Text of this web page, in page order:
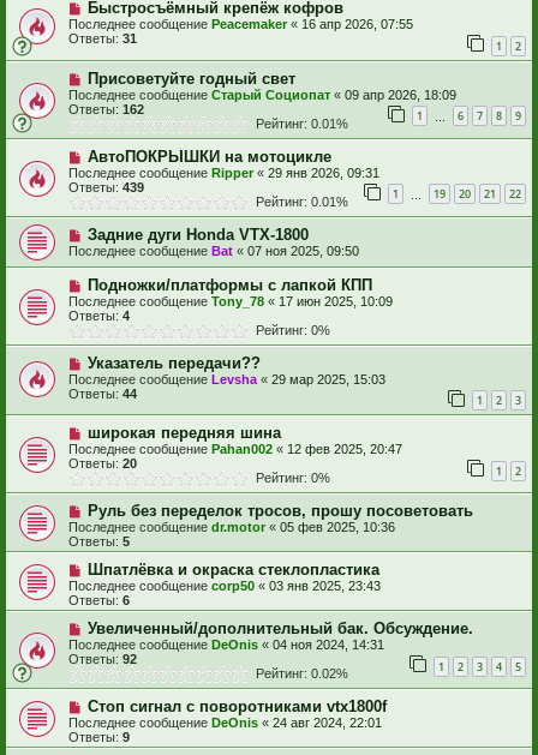
Быстросъёмный крепёж кофров
Последнее сообщение Peacemaker« 16 апр 2026, 07:55
Ответы: 31 1 2
Присоветуйте годный свет
Последнее сообщение Старый Социопат « 09 апр 2026, 18:09
Ответы: 162 1 6 7 8 9
Рейтинг: 0.01%
АвтоПОКРЫШКИ на мотоцикле
Последнее сообщение Ripper« 29 янв 2026, 09:31
Ответы: 439 1 19 20 21 22
Рейтинг: 0.01%
Задние дуги Honda VTX-1800
Последнее сообщение Bat « 07 ноя 2025, 09:50
Подножки/платформы с лапкой КПП
Последнее сообщение Tony_78 « 17 июн 2025, 10:09
Ответы: 4
Рейтинг: 0%
Указатель передачи??
Последнее сообщение Levsha « 29 мар 2025, 15:03
Ответы: 44 1 2 3
широкая передняя шина
Последнее сообщение Pahan002 « 12 фев 2025, 20:47
Ответы: 20 1 2
Рейтинг: 0%
Руль без переделок тросов, прошу посоветовать
Последнее сообщение dr.motor « 05 фев 2025, 10:36
Ответы: 5
Шпатлёвка и окраска стеклопластика
Последнее сообщение corp50 « 03 янв 2025, 23:43
Ответы: 6
Увеличенный/дополнительный бак. Обсуждение.
Последнее сообщение DeOnis « 04 ноя 2024, 14:31
Ответы: 92 1 2 3 4 5
Рейтинг: 0.02%
Стоп сигнал с поворотниками vtx1800f
Последнее сообщение DeOnis « 24 авг 2024, 22:01
Ответы: 9